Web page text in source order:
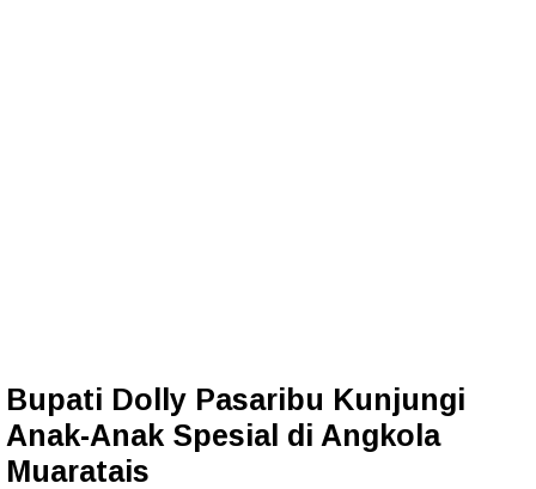
Bupati Dolly Pasaribu Kunjungi
Anak-Anak Spesial di Angkola
Muaratais